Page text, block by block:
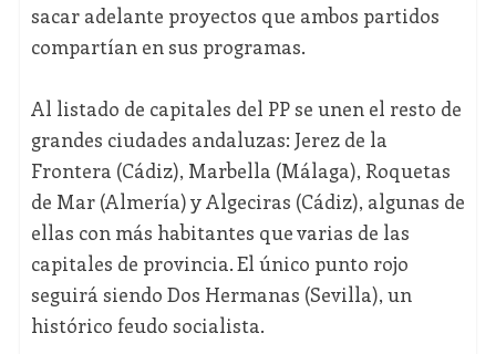
sacar adelante proyectos que ambos partidos
compartían en sus programas.
Al listado de capitales del PP se unen el resto de
grandes ciudades andaluzas: Jerez de la
Frontera (Cádiz), Marbella (Málaga), Roquetas
de Mar (Almería) y Algeciras (Cádiz), algunas de
ellas con más habitantes que varias de las
capitales de provincia. El único punto rojo
seguirá siendo Dos Hermanas (Sevilla), un
histórico feudo socialista.